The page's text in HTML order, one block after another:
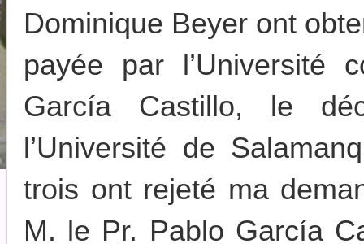
Dominique Beyer ont
payée par l’Université
García Castillo, le
l’Université de
trois ont rejeté ma
M. le Pr. Pablo García